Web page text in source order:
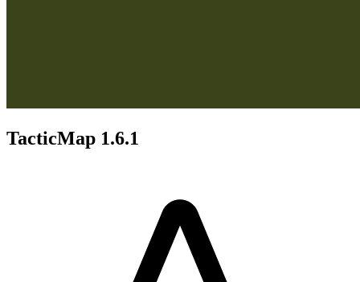
TacticMap 1.6.1